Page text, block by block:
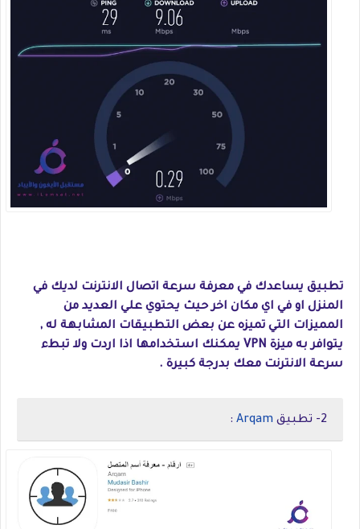
تطبيق يساعدك في معرفة سرعة اتصال الانترنت لديك في
المنزل او في اي مكان اخر حيث يحتوي علي العديد من
المميزات التي تميزه عن بعض التطبيقات المشابهة له ,
يتوافر به ميزة VPN يمكنك استخدامها اذا اردت ولا تبطء
سرعة الانترنت معك بدرجة كبيرة .
2- تطبيق Arqam
: